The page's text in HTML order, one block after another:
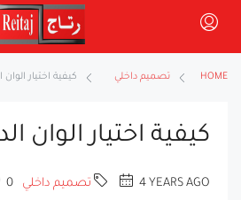
HOME تصميم داخلي كيفية اختيار الوان
كيفية اختيار الوان
4 YEARS AGO تصميم داخلي 0